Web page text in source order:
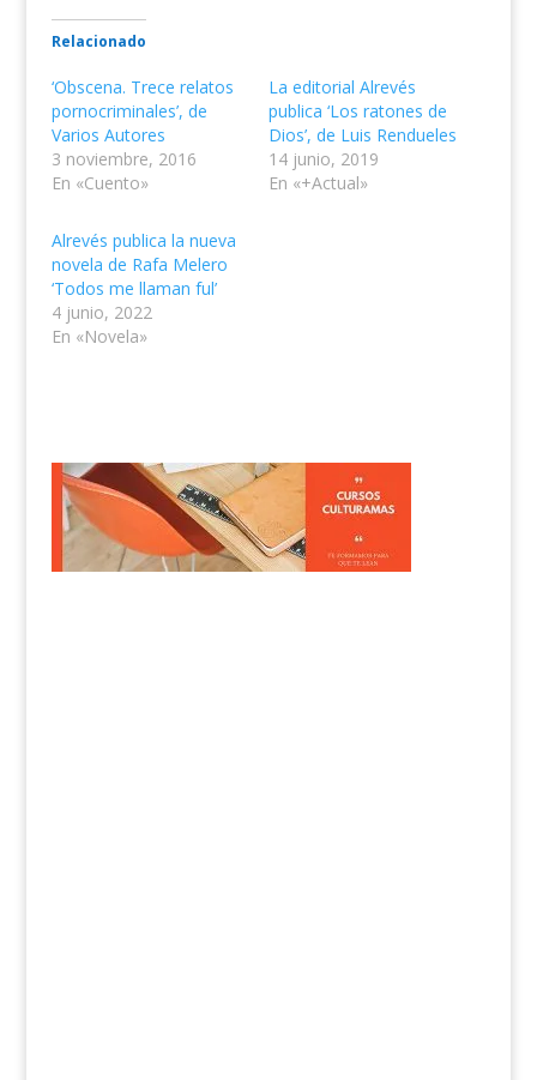
Relacionado
‘Obscena. Trece relatos
pornocriminales’, de
Varios Autores
3 noviembre, 2016
En «Cuento»
La editorial Alrevés
publica ‘Los ratones de
Dios’, de Luis Rendueles
14 junio, 2019
En «+Actual»
Alrevés publica la nueva
novela de Rafa Melero
‘Todos me llaman ful’
4 junio, 2022
En «Novela»